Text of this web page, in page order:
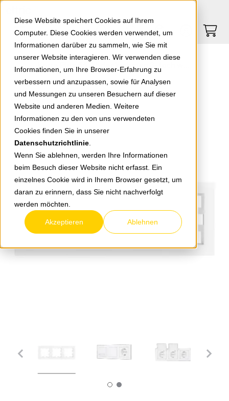
Diese Website speichert Cookies auf Ihrem
Computer. Diese Cookies werden verwendet, um
Informationen darüber zu sammeln, wie Sie mit
unserer Website interagieren. Wir verwenden diese
Informationen, um Ihre Browser-Erfahrung zu
verbessern und anzupassen, sowie für Analysen
und Messungen zu unseren Besuchern auf dieser
Website und anderen Medien. Weitere
Informationen zu den von uns verwendeten
Cookies finden Sie in unserer
Datenschutzrichtlinie
Wenn Sie ablehnen, werden Ihre Informationen
beim Besuch dieser Website nicht erfasst. Ein
einzelnes Cookie wird in Ihrem Browser gesetzt, um
daran zu erinnern, dass Sie nicht nachverfolgt
werden möchten.
Akzeptieren Ablehnen
Springe zu Hauptinhalt Springe zum Footer
0
zurück zur Übersicht